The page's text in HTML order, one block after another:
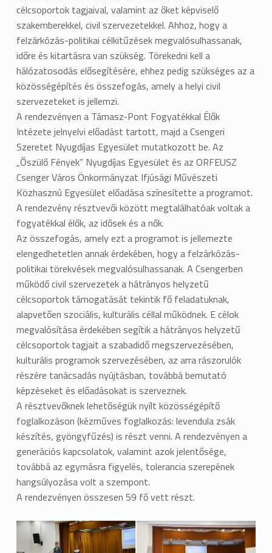
célcsoportok tagjaival, valamint az őket képviselő
szakemberekkel, civil szervezetekkel. Ahhoz, hogy a
felzárkózás-politikai célkitűzések megvalósulhassanak,
időre és kitartásra van szükség. Törekedni kell a
hálózatosodás elősegítésére, ehhez pedig szükséges az a
közösségépítés és összefogás, amely a helyi civil
szervezeteket is jellemzi.
A rendezvényen a Támasz-Pont Fogyatékkal Élők
Intézete jelnyelvi előadást tartott, majd a Csengeri
Szeretet Nyugdíjas Egyesület mutatkozott be. Az
„Őszülő Fények” Nyugdíjas Egyesület és az ORFEUSZ
Csenger Város Önkormányzat Ifjúsági Művészeti
Közhasznú Egyesület előadása színesítette a programot.
A rendezvény résztvevői között megtalálhatóak voltak a
fogyatékkal élők, az idősek és a nők.
Az összefogás, amely ezt a programot is jellemezte
elengedhetetlen annak érdekében, hogy a felzárkózás-
politikai törekvések megvalósulhassanak. A Csengerben
működő civil szervezetek a hátrányos helyzetű
célcsoportok támogatását tekintik fő feladatuknak,
alapvetően szociális, kulturális céllal működnek. E célok
megvalósítása érdekében segítik a hátrányos helyzetű
célcsoportok tagjait a szabadidő megszervezésében,
kulturális programok szervezésében, az arra rászorulók
részére tanácsadás nyújtásban, továbbá bemutató
képzéseket és előadásokat is szerveznek.
A résztvevőknek lehetőségük nyílt közösségépítő
foglalkozáson (kézműves foglalkozás: levendula zsák
készítés, gyöngyfűzés) is részt venni. A rendezvényen a
generációs kapcsolatok, valamint azok jelentősége,
továbbá az egymásra figyelés, tolerancia szerepének
hangsúlyozása volt a szempont.
A rendezvényen összesen 59 fő vett részt.